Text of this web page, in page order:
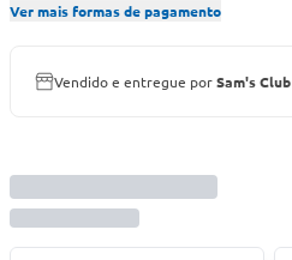
Ver mais formas de pagamento
Vendido e entregue porSam's Club